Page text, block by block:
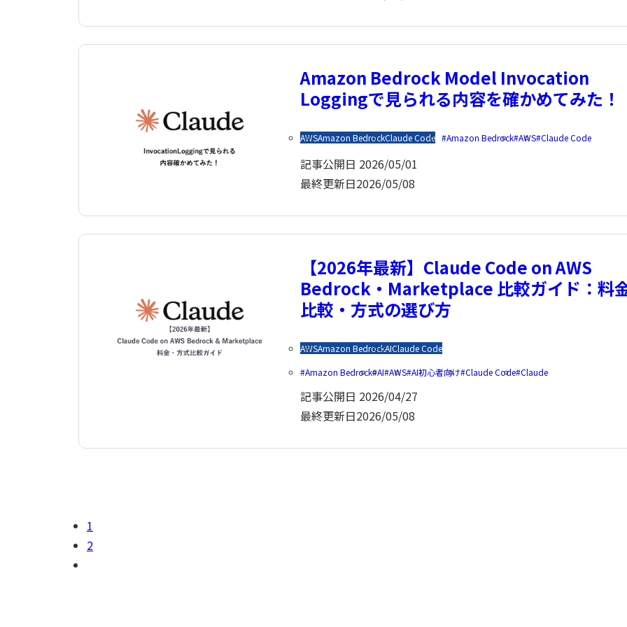
Amazon Bedrock Model Invocation
Loggingで見られる内容を確かめてみた！
AWSAmazon BedrockClaude Code Amazon Bedrock AWS Claude Code
記事公開日 2026/05/01
最終更新日2026/05/08
【2026年最新】Claude Code on AWS
Bedrock・Marketplace 比較ガイド：料
比較・方式の選び方
AWSAmazon BedrockAIClaude Code
Amazon Bedrock AI AWS AI初心者向け Claude Code Claude
記事公開日 2026/04/27
最終更新日2026/05/08
1
2